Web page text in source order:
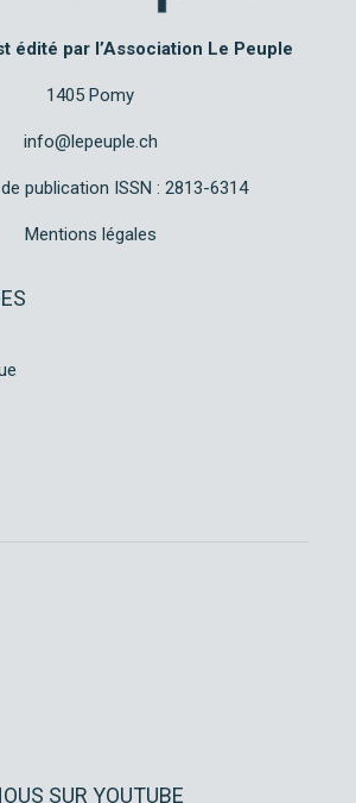
édité par l’Association Le Peuple
1405 Pomy
info@lepeuple.ch
publication ISSN : 2813-6314
Mentions légales
SUR YOUTUBE